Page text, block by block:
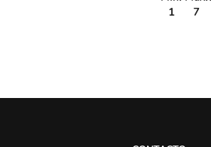
1
7